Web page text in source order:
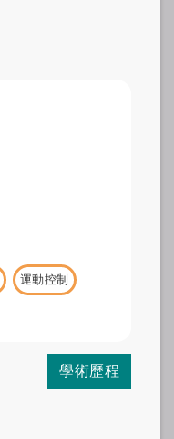
運動控制
學術歷程